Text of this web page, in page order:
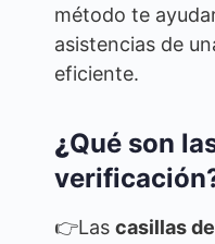
método te
asistencias de
eficiente.
¿Qué son
👉Las casillas